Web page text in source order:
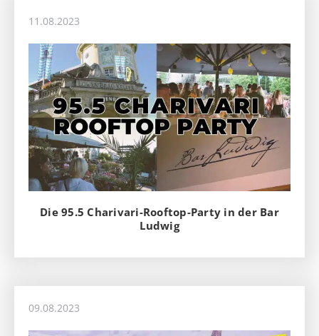
11.08.2023
Die 95.5 Charivari-Rooftop-Party in der Bar
Ludwig
09.08.2023